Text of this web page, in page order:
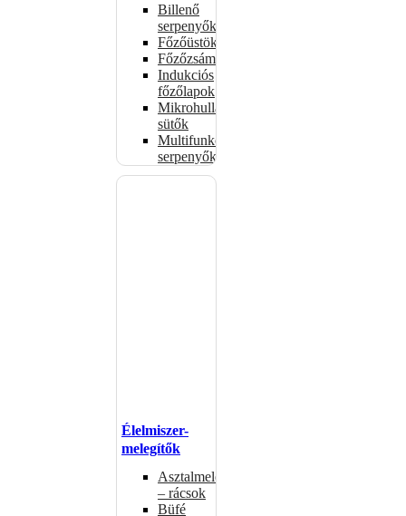
Billenő
serpenyők
Főzőüstök
Főzőzsámolyok
Indukciós
főzőlapok
Mikrohullámú
sütők
Multifunkciós
serpenyők
Élelmiszer-
melegítők
Asztalmelegítők
– rácsok
Büfé